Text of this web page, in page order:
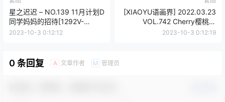
星之迟迟 – NO.139 11月计划D
同学妈妈的招待[1292V-
1.27GB]
2023-10-3 0:12:12
[XIAOYU语画界] 2022.03.23
VOL.742 Cherry樱桃酱
[72+1P]
2023-10-3 0:12:19
0 条回复 A 文章作者 M 管理员